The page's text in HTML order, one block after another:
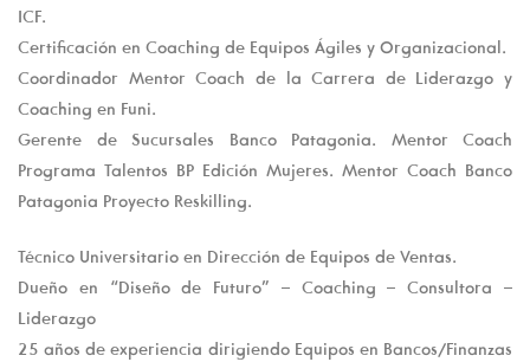
ICF.
Certificación en Coaching de Equipos Ágiles y Organizacional.
Coordinador Mentor Coach de la Carrera de Liderazgo y
Coaching en Funi.
Gerente de Sucursales Banco Patagonia. Mentor Coach
Programa Talentos BP Edición Mujeres. Mentor Coach Banco
Patagonia Proyecto Reskilling.
Técnico Universitario en Dirección de Equipos de Ventas.
Dueño en “Diseño de Futuro” – Coaching – Consultora –
Liderazgo
25 años de experiencia dirigiendo Equipos en Bancos/Finanzas